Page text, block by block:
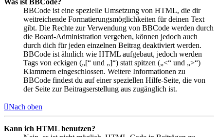
Was ist BBCode?
BBCode ist eine spezielle Umsetzung von HTML, die dir
weitreichende Formatierungsmöglichkeiten für deinen Text
gibt. Die Rechte zur Verwendung von BBCode werden durch
die Board-Administration vergeben, können jedoch auch
durch dich für jeden einzelnen Beitrag deaktiviert werden.
BBCode ist ähnlich wie HTML aufgebaut, jedoch werden
Tags von eckigen („[“ und „]“) statt spitzen („<“ und „>“)
Klammern eingeschlossen. Weitere Informationen zu
BBCode findest du auf einer speziellen Hilfe-Seite, die von
der Seite zur Beitragserstellung aus zugänglich ist.
Nach oben
Kann ich HTML benutzen?